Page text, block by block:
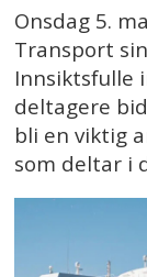
Onsdag 5.
Transport
Innsiktsfulle
deltagere
bli en viktig
som deltar i